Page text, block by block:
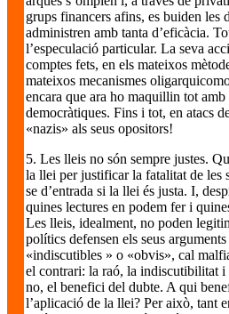
grups financers afins, es buiden les
administren amb tanta d’eficàcia.
l’especulació particular. La seva
comptes fets, en els mateixos
mateixos mecanismes
encara que ara ho maquillin tot amb
democràtiques. Fins i tot, en atacs
«nazis» als seus opositors!
5. Les lleis no són sempre justes.
la llei per justificar la fatalitat de les
se d’entrada si la llei és justa. I,
quines lectures en podem fer i
Les lleis, idealment, no poden
polítics defensen els seus
«indiscutibles » o «obvis», cal
el contrari: la raó, la indiscutibilitat i
no, el benefici del dubte. A qui
l’aplicació de la llei? Per això, tant